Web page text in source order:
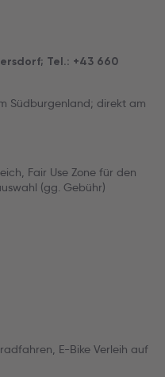
Tel.: +43 660
Südburgenland; direkt am
Fair Use Zone für den
(gg. Gebühr)
E-Bike Verleih auf